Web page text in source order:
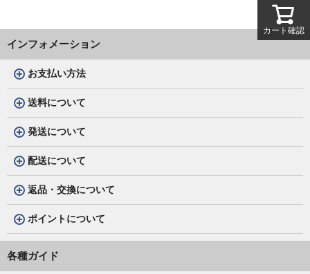
インフォメーション
お支払い方法
送料について
発送について
配送について
返品・交換について
ポイントについて
各種ガイド
カート確認